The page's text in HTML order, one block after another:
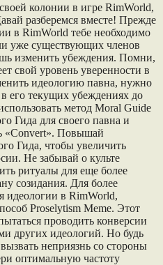
колонии в игре RimWorld,
разберемся вместе! Прежде
в RimWorld тебе необходимо
уже существующих членов
изменить убеждения. Помни,
свой уровень уверенности в
идеологию павна, нужно
его текущих убеждениях до
метод Moral Guide
Гида для своего павна и
«Convert». Повышай
Гида, чтобы увеличить
Не забывай о культе
ритуалы для еще более
созидания. Для более
идеологии в RimWorld,
Proselytism Meme. Этот
проводить конверсии
других идеологий. Но будь
неприязнь со стороны
оптимальную частоту